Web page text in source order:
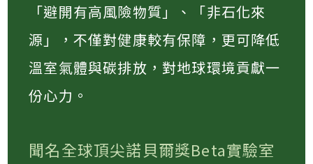
「避開有高風險物質」、「非石化來
源」，不僅對健康較有保障，更可降低
溫室氣體與碳排放，對地球環境貢獻一
份心力。
聞名全球頂尖諾貝爾獎Beta實驗室